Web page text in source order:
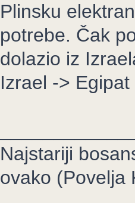
Plinsku
potrebe. Čak
dolazio iz
Izrael ->
Najstariji
ovako (Povelja